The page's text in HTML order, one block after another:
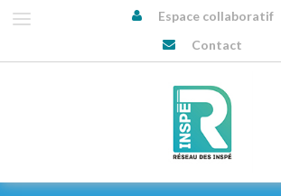
Espace collaboratif
Contact